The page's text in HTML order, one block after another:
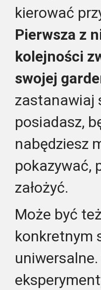
kierować
Pierwsza z
kolejności
swojej
zastanawiaj
posiadasz,
nabędziesz
pokazywać,
założyć.
Może być
konkretnym